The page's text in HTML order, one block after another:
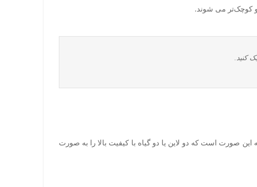
و کوچک‌تر می شوند.
کنید.
این صورت است که دو لاین یا دو گیاه با کیفیت بالا را به صورت